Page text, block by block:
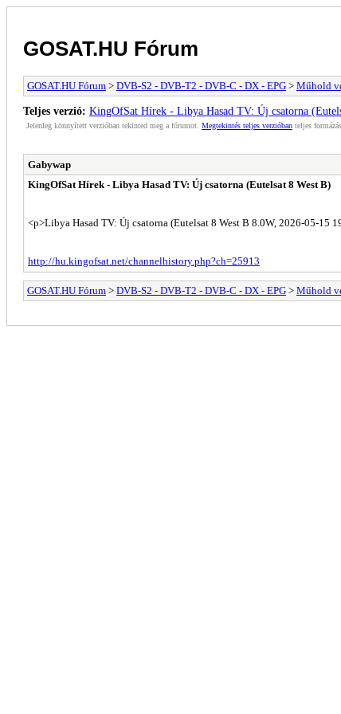
GOSAT.HU Fórum
GOSAT.HU Fórum > DVB-S2 - DVB-T2 - DVB-C - DX - EPG > Műhold
Teljes verzió: KingOfSat Hírek - Libya Hasad TV: Új csatorna
Jelenleg könnyített verzióban tekinted meg a fórumot. Megtekintés teljes verzióban teljes
Gabywap
KingOfSat Hírek - Libya Hasad TV: Új csatorna (Eutelsat 8 West B)
<p>Libya Hasad TV: Új csatorna (Eutelsat 8 West B 8.0W, 2026-05-15
http://hu.kingofsat.net/channelhistory.php?ch=25913
GOSAT.HU Fórum > DVB-S2 - DVB-T2 - DVB-C - DX - EPG > Műhold